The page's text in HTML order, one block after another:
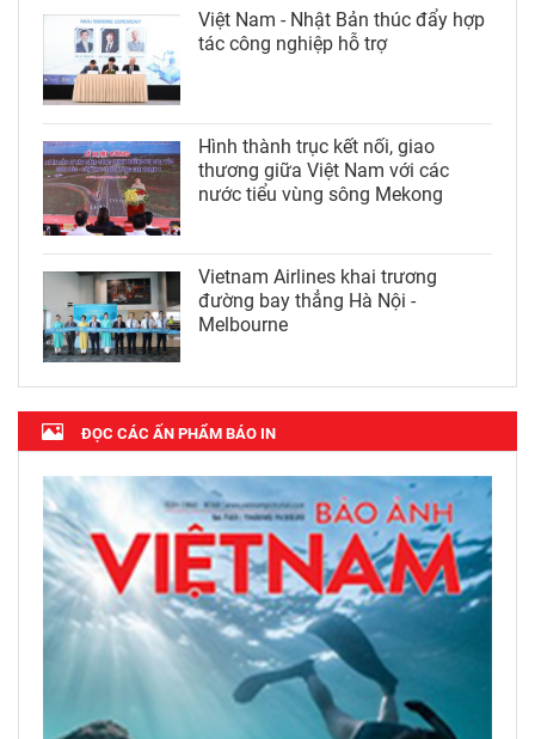
Việt Nam - Nhật Bản thúc đẩy hợp
tác công nghiệp hỗ trợ
Hình thành trục kết nối, giao
thương giữa Việt Nam với các
nước tiểu vùng sông Mekong
Vietnam Airlines khai trương
đường bay thẳng Hà Nội -
Melbourne
ĐỌC CÁC ẤN PHẨM BÁO IN